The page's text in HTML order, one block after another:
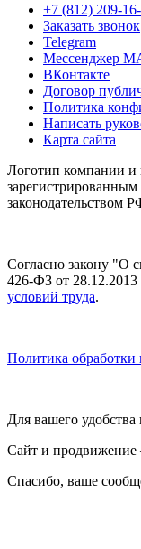
+7 (812) 209-
Заказать звонок
Telegram
Мессенджер
ВКонтакте
Договор
Политика
Написать
Карта сайта
Логотип компании и
законодательством
Согласно закону "О
426-ФЗ от 28.12.2013
условий труда.
Политика
Для вашего удобства
Сайт и
Спасибо, ваше